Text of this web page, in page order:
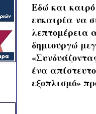
Εδώ και
ευκαιρία να
λεπτομέρεια
δημιουργώ
ένα
εξοπλισμό»